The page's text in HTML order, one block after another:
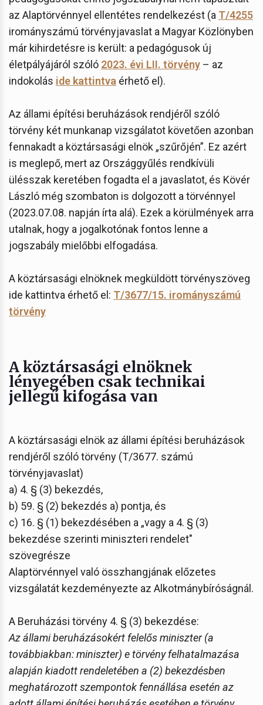
az Alaptörvénnyel ellentétes rendelkezést (a T/4255
irományszámú törvényjavaslat a Magyar Közlönyben
már kihirdetésre is került: a pedagógusok új
életpályájáról szóló 2023. évi LII. törvény – az
indokolás ide kattintva érhető el).
Az állami építési beruházások rendjéről szóló
törvény két munkanap vizsgálatot követően azonban
fennakadt a köztársasági elnök „szűrőjén”. Ez azért
is meglepő, mert az Országgyűlés rendkívüli
ülésszak keretében fogadta el a javaslatot, és Kövér
László még szombaton is dolgozott a törvénnyel
(2023.07.08. napján írta alá). Ezek a körülmények arra
utalnak, hogy a jogalkotónak fontos lenne a
jogszabály mielőbbi elfogadása.
A köztársasági elnöknek megküldött törvényszöveg
ide kattintva érhető el: T/3677/15. irományszámú
törvény
A köztársasági elnöknek
lényegében csak technikai
jellegű kifogása van
A köztársasági elnök az állami építési beruházások
rendjéről szóló törvény (T/3677. számú
törvényjavaslat)
a) 4. § (3) bekezdés,
b) 59. § (2) bekezdés a) pontja, és
c) 16. § (1) bekezdésében a „vagy a 4. § (3)
bekezdése szerinti miniszteri rendelet"
szövegrésze
Alaptörvénnyel való összhangjának előzetes
vizsgálatát kezdeményezte az Alkotmánybíróságnál.
A Beruházási törvény 4. § (3) bekezdése:
Az állami beruházásokért felelős miniszter (a
továbbiakban: miniszter) e törvény felhatalmazása
alapján kiadott rendeletében a (2) bekezdésben
meghatározott szempontok fennállása esetén az